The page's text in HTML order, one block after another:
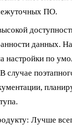
ПО.
данных.
настройки по
случае
Лучше